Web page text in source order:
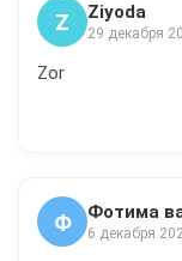
Z Ziyoda
29 декабря
Zor
Ф Фотима
6 декабря